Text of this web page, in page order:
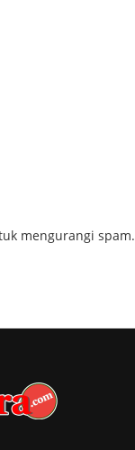
mengurangi spam.